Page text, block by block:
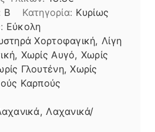
B Κατηγορία: Κυρίως
Εύκολη
Χορτοφαγική, Λίγη
Χωρίς Αυγό, Χωρίς
Γλουτένη, Χωρίς
Καρπούς
Λαχανικά/